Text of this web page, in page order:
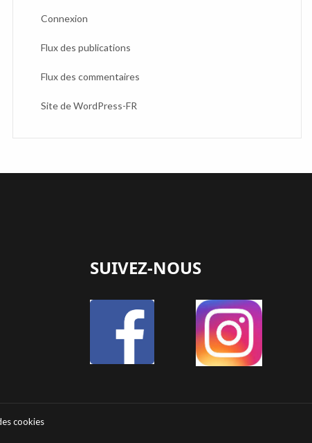
Connexion
Flux des publications
Flux des commentaires
Site de WordPress-FR
SUIVEZ-NOUS
cookies